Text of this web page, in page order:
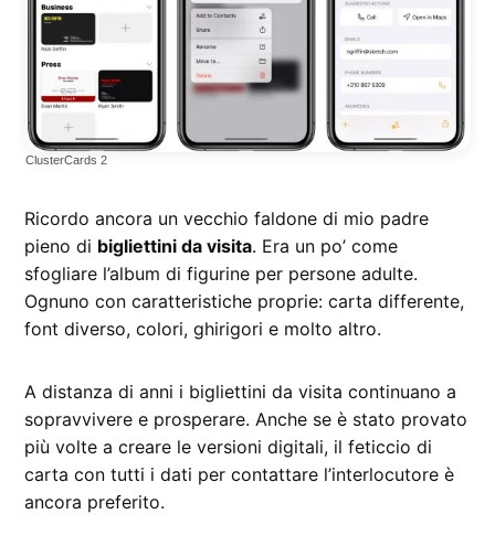
ClusterCards 2
Ricordo ancora un vecchio faldone di mio padre
pieno di bigliettini da visita. Era un po’ come
sfogliare l’album di figurine per persone adulte.
Ognuno con caratteristiche proprie: carta differente,
font diverso, colori, ghirigori e molto altro.
A distanza di anni i bigliettini da visita continuano a
sopravvivere e prosperare. Anche se è stato provato
più volte a creare le versioni digitali, il feticcio di
carta con tutti i dati per contattare l’interlocutore è
ancora preferito.